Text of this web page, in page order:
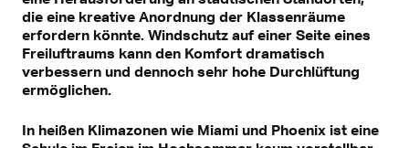
die eine kreative Anordnung der Klassenräume
erfordern könnte. Windschutz auf einer Seite eines
Freiluftraums kann den Komfort dramatisch
verbessern und dennoch sehr hohe Durchlüftung
ermöglichen.
In heißen Klimazonen wie Miami und Phoenix ist eine